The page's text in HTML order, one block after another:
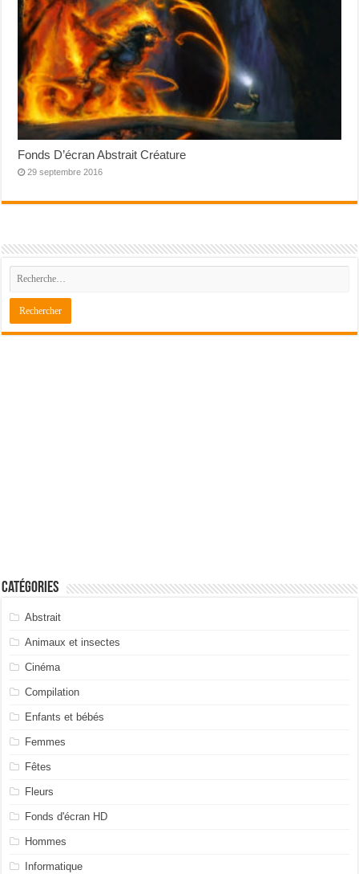
Fonds D’écran Abstrait Créature
29 septembre 2016
Catégories
Abstrait
Animaux et insectes
Cinéma
Compilation
Enfants et bébés
Femmes
Fêtes
Fleurs
Fonds d'écran HD
Hommes
Informatique